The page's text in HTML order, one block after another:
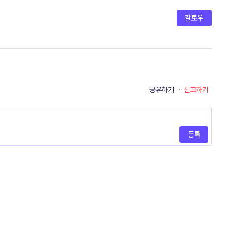
팔로우
공유하기 · 신고하기
등록